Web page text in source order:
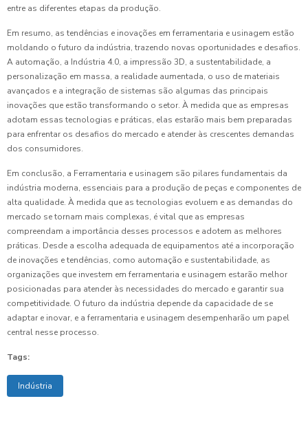
entre as diferentes etapas da produção.
Em resumo, as tendências e inovações em ferramentaria e usinagem estão
moldando o futuro da indústria, trazendo novas oportunidades e desafios.
A automação, a Indústria 4.0, a impressão 3D, a sustentabilidade, a
personalização em massa, a realidade aumentada, o uso de materiais
avançados e a integração de sistemas são algumas das principais
inovações que estão transformando o setor. À medida que as empresas
adotam essas tecnologias e práticas, elas estarão mais bem preparadas
para enfrentar os desafios do mercado e atender às crescentes demandas
dos consumidores.
Em conclusão, a Ferramentaria e usinagem são pilares fundamentais da
indústria moderna, essenciais para a produção de peças e componentes de
alta qualidade. À medida que as tecnologias evoluem e as demandas do
mercado se tornam mais complexas, é vital que as empresas
compreendam a importância desses processos e adotem as melhores
práticas. Desde a escolha adequada de equipamentos até a incorporação
de inovações e tendências, como automação e sustentabilidade, as
organizações que investem em ferramentaria e usinagem estarão melhor
posicionadas para atender às necessidades do mercado e garantir sua
competitividade. O futuro da indústria depende da capacidade de se
adaptar e inovar, e a ferramentaria e usinagem desempenharão um papel
central nesse processo.
Tags:
Indústria